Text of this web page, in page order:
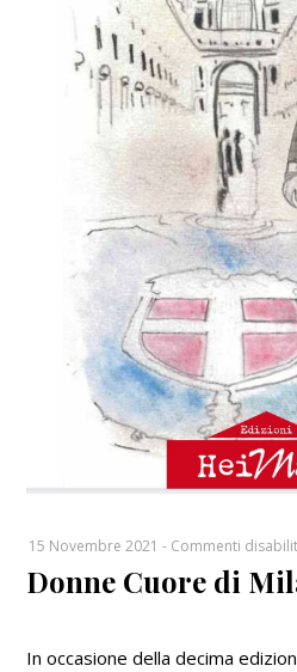
15 Novembre 2021 - Commenti
Donne Cuore di
In occasione della decima